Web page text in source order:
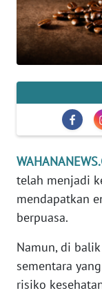
telah menjadi
mendapatkan
berpuasa.
Namun, di
sementara
risiko
SERBA-SERBI
OLAHRAGA
EDITORIAL
Informasi
INDEKS
BERITA